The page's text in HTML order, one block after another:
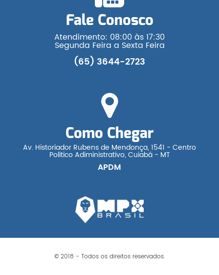
Fale Conosco
Atendimento: 08:00 às 17:30
Segunda Feira a Sexta Feira
(65) 3644-2723
Como Chegar
Av. Historiador Rubens de Mendonça, 1541 - Centro
Politico Adiministrativo, Cuiabá - MT
APDM
© 2018 - Todos os direitos reservados.